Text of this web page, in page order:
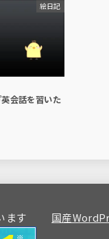
絵日記
会話を習いた
ます 国産